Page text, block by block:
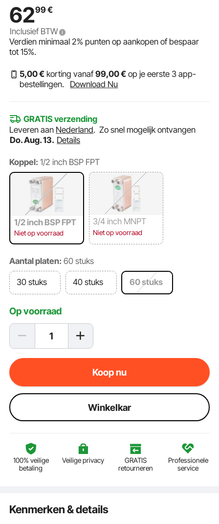
6299€
Inclusief BTW
Verdien minimaal2% punten op aankopen of bespaar
tot15%.
5,00€ korting vanaf99,00€ op je eerste 3 app-
bestellingen.
Download Nu
GRATIS verzending
Leveren aan Nederland.Zo snel mogelijk ontvangen
Do. Aug. 13. Details
Koppel: 1/2 inch BSP FPT
1/2 inch BSP FPT
Niet op voorraad
3/4 inch MNPT
Niet op voorraad
Aantal platen: 60 stuks
30 stuks 40 stuks 60 stuks
Op voorraad
Koop nu
Winkelkar
100% veilige
betaling
Veilige privacy
GRATIS
retourneren
Professionele
service
Kenmerken & details